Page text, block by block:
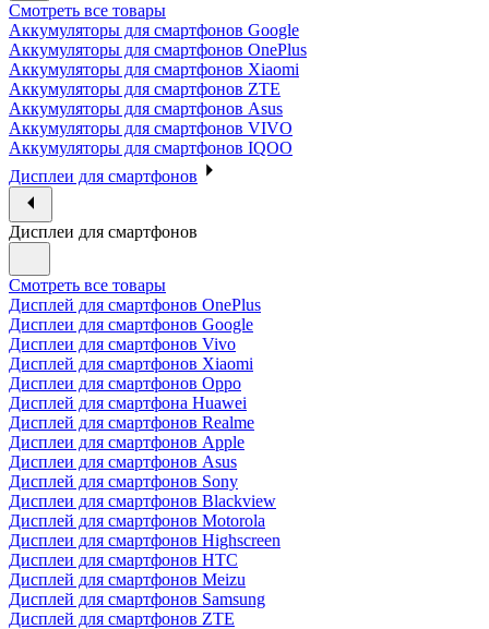
Смотреть все товары
Аккумуляторы для смартфонов Google
Аккумуляторы для смартфонов OnePlus
Аккумуляторы для смартфонов Xiaomi
Аккумуляторы для смартфонов ZTE
Аккумуляторы для cмартфонов Asus
Аккумуляторы для смартфонов VIVO
Аккумуляторы для смартфонов IQOO
Дисплеи для смартфонов
Дисплеи для смартфонов
Смотреть все товары
Дисплей для смартфонов OnePlus
Дисплеи для смартфонов Google
Дисплеи для смартфонов Vivo
Дисплей для смартфонов Xiaomi
Дисплеи для смартфонов Oppo
Дисплей для смартфона Huawei
Дисплей для смартфонов Realme
Дисплеи для смартфонов Apple
Дисплеи для смартфонов Asus
Дисплей для смартфонов Sony
Дисплеи для смартфонов Blackview
Дисплей для смартфонов Motorola
Дисплеи для смартфонов Highscreen
Дисплеи для смартфонов HTC
Дисплей для смартфонов Meizu
Дисплей для смартфонов Samsung
Дисплей для смартфонов ZTE